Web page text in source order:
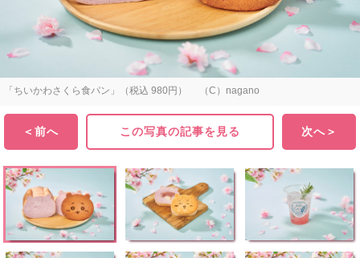
「ちいかわさくら食パン」（税込 980円） （C）nagano
＜前へ この写真の記事を見る 次へ＞